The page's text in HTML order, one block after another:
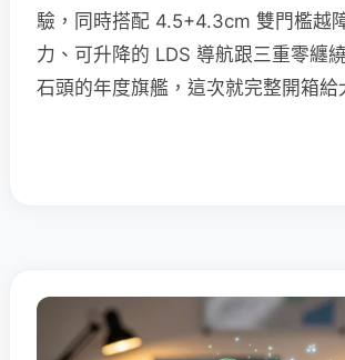
驗，同時搭配 4.5+4.3cm 雙門檻越
力、可升降的 LDS 導航跟三重零纏
石頭的年度旗艦，這次就完整開箱給